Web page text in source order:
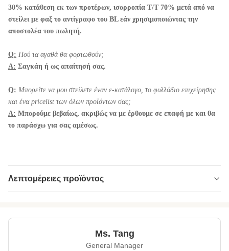
30% κατάθεση εκ των προτέρων, ισορροπία T/T 70% μετά από να
στείλει με φαξ το αντίγραφο του BL εάν χρησιμοποιώντας την
αποστολέα του πωλητή.
Q: Πού τα αγαθά θα φορτωθούν;
Α: Σαγκάη ή ως απαίτησή σας.
Q: Μπορείτε να μου στείλετε έναν ε-κατάλογο, το φυλλάδιο επιχείρησης
και ένα pricelist των όλων προϊόντων σας;
Α: Μπορούμε βεβαίως, ακριβώς να με έρθουμε σε επαφή με και θα
το παράσχω για σας αμέσως.
Λεπτομέρειες προϊόντος
μπέϊκον, κάρρυ, κ.λπ.
Ms. Tang
General Manager